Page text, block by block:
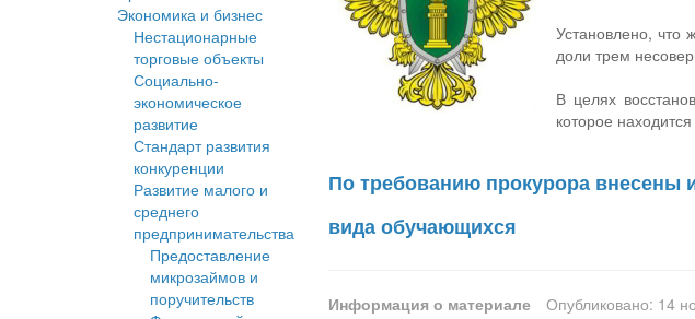
Экономика и бизнес
Нестационарные
торговые объекты
Социально-
экономическое
развитие
Стандарт развития
конкуренции
Развитие малого и
среднего
предпринимательства
Предоставление
микрозаймов и
поручительств
Установлено, что
доли трем
В целях
которое
По требованию прокурора
вида обучающихся
Информация о материале
Опубликовано: 14